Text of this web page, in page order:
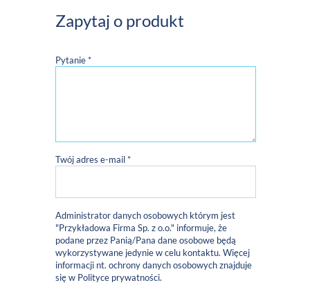
Zapytaj o produkt
Pytanie *
Twój adres e-mail *
Administrator danych osobowych którym jest
"Przykładowa Firma Sp. z o.o." informuje, że
podane przez Panią/Pana dane osobowe będą
wykorzystywane jedynie w celu kontaktu. Więcej
informacji nt. ochrony danych osobowych znajduje
się w Polityce prywatności.